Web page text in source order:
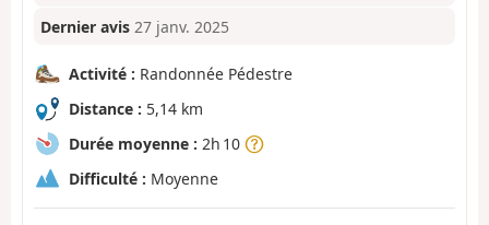
Dernier avis 27 janv. 2025
Activité : Randonnée Pédestre
Distance : 5,14 km
Durée moyenne : 2h 10
Difficulté : Moyenne